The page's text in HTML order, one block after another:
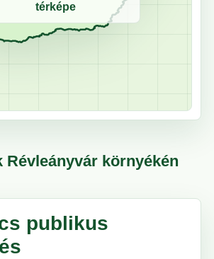
térképe
Révleányvár környékén
publikus